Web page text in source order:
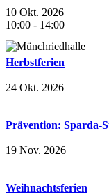
10 Okt. 2026
10:00 - 14:00
Herbstferien
24 Okt. 2026
Prävention: Sparda-
19 Nov. 2026
Weihnachtsferien